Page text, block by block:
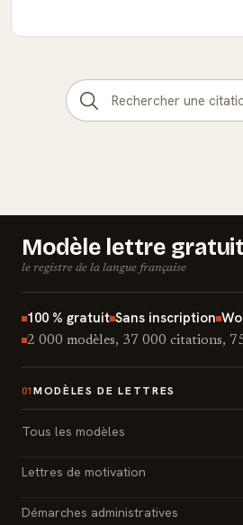
Modèle lettre gratuit
le registre de la langue française
100 % gratuit Sans inscription
2 000 modèles, 37 000 citations,
01 MODÈLES DE LETTRES
Tous les modèles
Lettres de motivation
Démarches administratives